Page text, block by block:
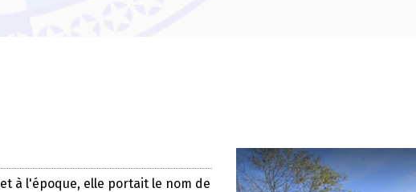
et à l'époque, elle portait le nom de